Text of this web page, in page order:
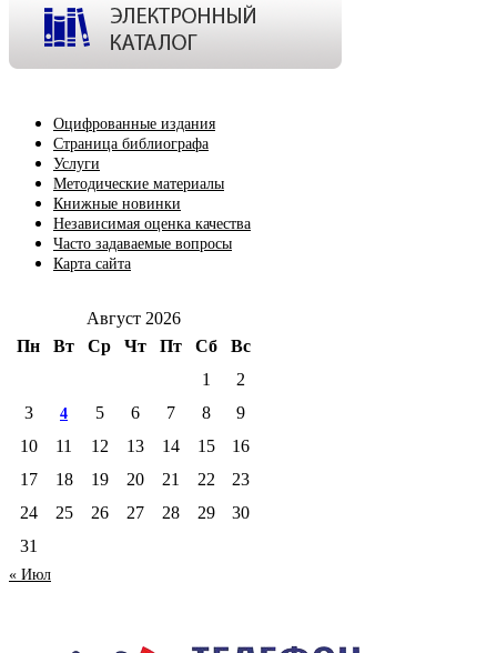
Оцифрованные издания
Страница библиографа
Услуги
Методические материалы
Книжные новинки
Независимая оценка качества
Часто задаваемые вопросы
Карта сайта
Август 2026
Пн
Вт Ср Чт Пт Сб
Вс
1
2
3
4 5 6 7 8
9
10
11 12 13 14 15
16
17
18 19 20 21 22
23
24
25 26 27 28 29
30
31
« Июл